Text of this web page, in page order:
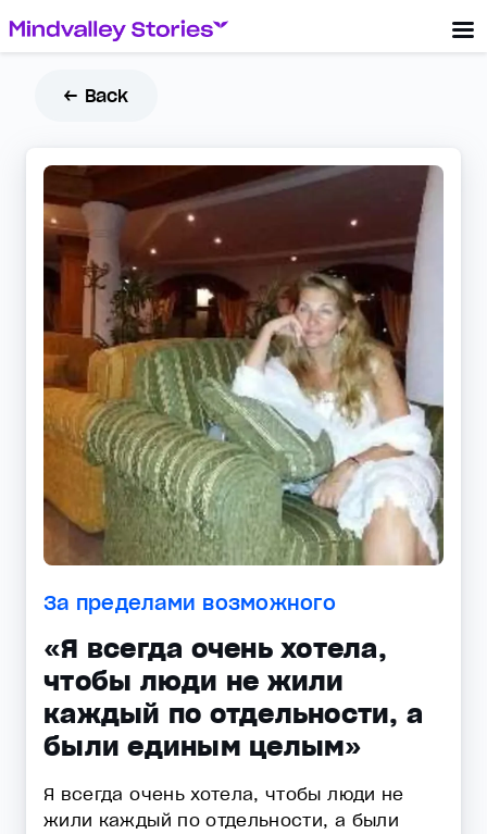
← Back
За пределами возможного
«Я всегда очень хотела,
чтобы люди не жили
каждый по отдельности, а
были единым целым»
Я всегда очень хотела, чтобы люди не
жили каждый по отдельности, а были